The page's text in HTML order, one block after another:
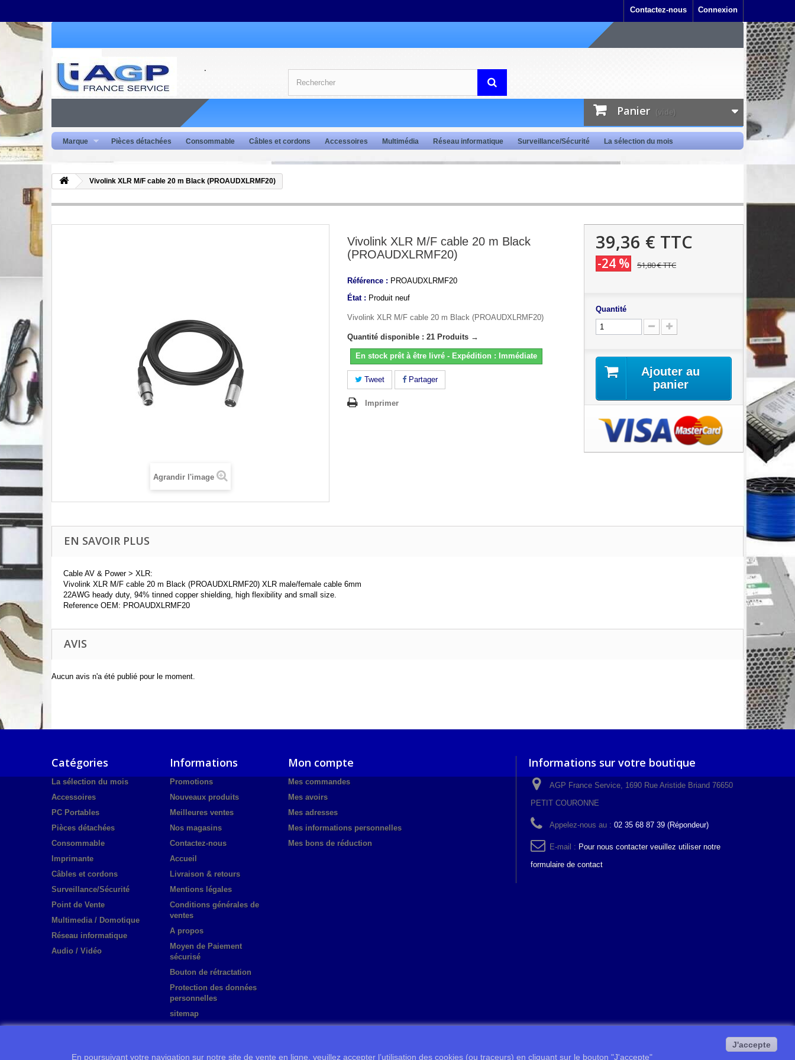
Connexion
Contactez-nous
Panier (vide)
Marque Pièces détachées Consommable Câbles et cordons Accessoires Multimédia Réseau informatique Surveillance/Sécurité La sélection du mois
Vivolink XLR M/F cable 20 m Black (PROAUDXLRMF20)
Agrandir l'image
Vivolink XLR M/F cable 20 m Black
(PROAUDXLRMF20)
Référence : PROAUDXLRMF20
État : Produit neuf
Vivolink XLR M/F cable 20 m Black (PROAUDXLRMF20)
Quantité disponible : 21 Produits →
En stock prêt à être livré - Expédition : Immédiate
Tweet Partager
Imprimer
39,36 € TTC
-24 % 51,80 €TTC
Quantité
Ajouter au
panier
EN SAVOIR PLUS
Cable AV & Power > XLR:
Vivolink XLR M/F cable 20 m Black (PROAUDXLRMF20) XLR male/female cable 6mm
22AWG heady duty, 94% tinned copper shielding, high flexibility and small size.
Reference OEM: PROAUDXLRMF20
AVIS
Aucun avis n'a été publié pour le moment.
Catégories
La sélection du mois
Accessoires
PC Portables
Pièces détachées
Consommable
Imprimante
Câbles et cordons
Surveillance/Sécurité
Point de Vente
Multimedia / Domotique
Réseau informatique
Audio / Vidéo
Informations
Promotions
Nouveaux produits
Meilleures ventes
Nos magasins
Contactez-nous
Accueil
Livraison & retours
Mentions légales
Conditions générales de
ventes
A propos
Moyen de Paiement
sécurisé
Bouton de rétractation
Protection des données
personnelles
sitemap
Mon compte
Mes commandes
Mes avoirs
Mes adresses
Mes informations personnelles
Mes bons de réduction
Informations sur votre boutique
AGP France Service, 1690 Rue Aristide Briand 76650
PETIT COURONNE
Appelez-nous au : 02 35 68 87 39 (Répondeur)
E-mail : Pour nous contacter veuillez utiliser notre
formulaire de contact
En poursuivant votre navigation sur notre site de vente en ligne, veuillez accepter l’utilisation des cookies (ou traceurs) en cliquant sur le bouton "J'accepte"
J'accepte